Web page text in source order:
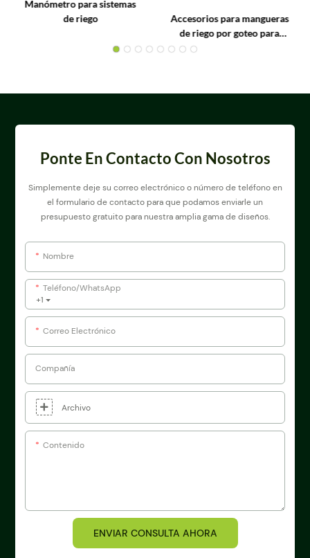
Manómetro para sistemas
de riego
Accesorios para mangueras
de riego por goteo para
agricultura - LK Agri
Ponte En Contacto Con Nosotros
Simplemente deje su correo electrónico o número de teléfono en
el formulario de contacto para que podamos enviarle un
presupuesto gratuito para nuestra amplia gama de diseños.
Nombre
+1
Teléfono/WhatsApp
Correo Electrónico
Compañía
Archivo
Contenido
ENVIAR CONSULTA AHORA